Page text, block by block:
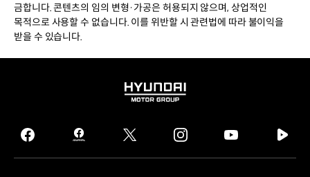
금합니다. 콘텐츠의 임의 변형·가공은 허용되지 않으며, 상업적인
목적으로 사용할 수 없습니다. 이를 위반할 시 관련법에 따라 불이익을
받을 수 있습니다.
HYUNDAI
GROUP
facebook
hmg
journal
twitter instagram
tv